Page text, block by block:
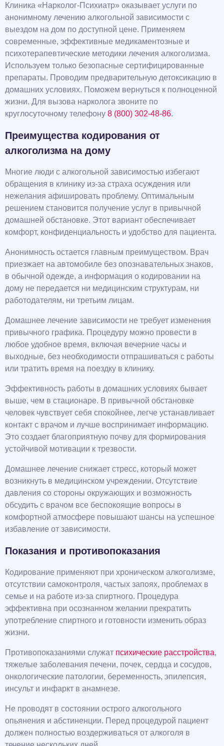
Клиника «Нарколог-Психиатр» оказывает услуги по
анонимному лечению алкогольной зависимости с
выездом на дом по доступной цене. Применяем
современные, эффективные медикаментозные и
психотерапевтические методики лечения алкоголизма.
Используем только безопасные сертифицированные
препараты. Проводим предварительную детоксикацию в
домашних условиях. Поможем вернуться к полноценной
жизни. Для вызова нарколога звоните по
круглосуточному телефону 8 (800) 302-48-86.
Преимущества кодирования от
алкоголизма на дому
Многие люди с алкогольной зависимостью избегают
обращения в клинику из-за страха осуждения или
нежелания афишировать проблему. Оптимальным
решением становится получение услуг в привычной
домашней обстановке. Этот вариант обеспечивает
комфорт, конфиденциальность и удобство для пациента.
Анонимность остается главным преимуществом. Врач
приезжает на автомобиле без опознавательных знаков,
в обычной одежде, а информация о кодировании на
дому не передается ни медицинским структурам, ни
работодателям, ни третьим лицам.
Домашнее лечение зависимости не требует изменения
привычного графика. Процедуру можно провести в
любое удобное время, включая вечерние часы и
выходные, без необходимости отпрашиваться с работы
или тратить время на поездку в клинику.
Эффективность работы в домашних условиях бывает
выше, чем в стационаре. В привычной обстановке
человек чувствует себя спокойнее, легче устанавливает
контакт с врачом и лучше воспринимает информацию.
Это создает благоприятную почву для формирования
устойчивой мотивации к трезвости.
Домашнее лечение снижает стресс, который может
возникнуть в медицинском учреждении. Отсутствие
давления со стороны окружающих и возможность
обсудить с врачом все беспокоящие вопросы в
комфортной атмосфере повышают шансы на успешное
избавление от зависимости.
Показания и противопоказания
Кодирование применяют при хроническом алкоголизме,
отсутствии самоконтроля, частых запоях, проблемах в
семье и на работе из-за спиртного. Процедура
эффективна при осознанном желании прекратить
употребление спиртного и готовности изменить образ
жизни.
Противопоказаниями служат психические расстройства,
тяжелые заболевания печени, почек, сердца и сосудов,
онкологические патологии, беременность, эпилепсия,
инсульт и инфаркт в анамнезе.
Не проводят в состоянии острого алкогольного
опьянения и абстиненции. Перед процедурой пациент
должен полностью воздерживаться от алкоголя в